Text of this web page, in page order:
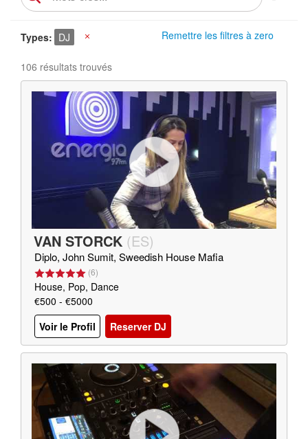
Remettre les filtres à zero
Types DJ
106 résultats trouvés
VAN STORCK (ES)
Diplo, John Sumit, Sweedish House Mafia
(6)
House, Pop, Dance
€500 - €5000
Voir le Profil
Reserver DJ